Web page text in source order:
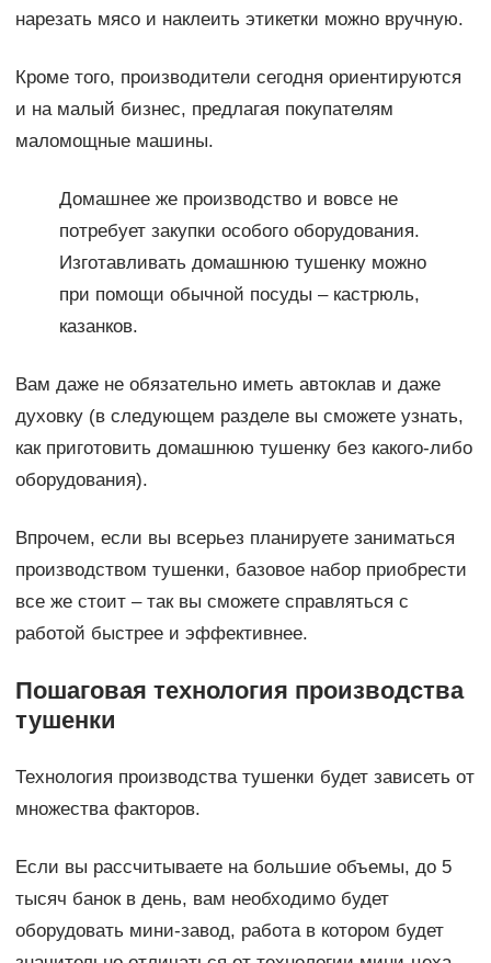
нарезать мясо и наклеить этикетки можно вручную.
Кроме того, производители сегодня ориентируются
и на малый бизнес, предлагая покупателям
маломощные машины.
Домашнее же производство и вовсе не
потребует закупки особого оборудования.
Изготавливать домашнюю тушенку можно
при помощи обычной посуды – кастрюль,
казанков.
Вам даже не обязательно иметь автоклав и даже
духовку (в следующем разделе вы сможете узнать,
как приготовить домашнюю тушенку без какого-либо
оборудования).
Впрочем, если вы всерьез планируете заниматься
производством тушенки, базовое набор приобрести
все же стоит – так вы сможете справляться с
работой быстрее и эффективнее.
Пошаговая технология производства
тушенки
Технология производства тушенки будет зависеть от
множества факторов.
Если вы рассчитываете на большие объемы, до 5
тысяч банок в день, вам необходимо будет
оборудовать мини-завод, работа в котором будет